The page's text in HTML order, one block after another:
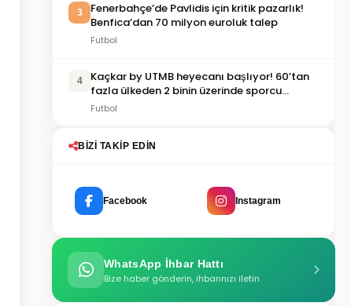
3
Fenerbahçe’de Pavlidis için kritik pazarlık!
Benfica’dan 70 milyon euroluk talep
Futbol
4
Kaçkar by UTMB heyecanı başlıyor! 60’tan
fazla ülkeden 2 binin üzerinde sporcu
Rize’ye geliyor
Futbol
BIZI TAKIP EDIN
Facebook Instagram
WhatsApp İhbar Hattı
Bize haber gönderin, ihbarınızı iletin